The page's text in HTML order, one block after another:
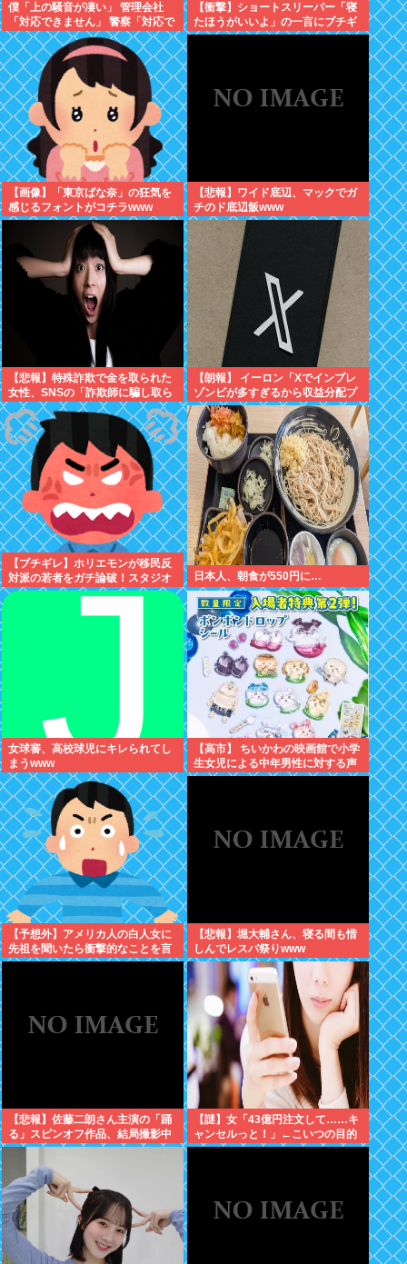
僕「上の騒音が凄い」 管理会社
「対応できません」 警察「対応で
きません」
【衝撃】ショートスリーパー「寝
たほうがいいよ」の一言にブチギ
レwww(※動画あり)
【画像】「東京ばな奈」の狂気を
感じるフォントがコチラwww
【悲報】ワイド底辺、マックでガ
チのド底辺飯www
【悲報】特殊詐欺で金を取られた
女性、SNSの「詐欺師に騙し取ら
れたお金、取り戻せます」」に釣
られさらに240万円失うwww
【朗報】 イーロン「Xでインプレ
ゾンビが多すぎるから収益分配プ
ログラムやめるわ」
【ブチギレ】ホリエモンが移民反
対派の若者をガチ論破！スタジオ
が凍りついた瞬間がヤバすぎる…
日本人、朝食が550円に…
女球審、高校球児にキレられてし
まうwww
【高市】 ちいかわの映画館で小学
生女児による中年男性に対する声
かけが発生 映画特典をおねだり
【予想外】アメリカ人の白人女に
先祖を聞いたら衝撃的なことを言
い出した
【悲報】堀大輔さん、寝る間も惜
しんでレスバ祭りwww
【悲報】佐藤二朗さん主演の「踊
る」スピンオフ作品、結局撮影中
止が決定www
【謎】女「43億円注文して……キ
ャンセルっと！」←こいつの目的
ｗ